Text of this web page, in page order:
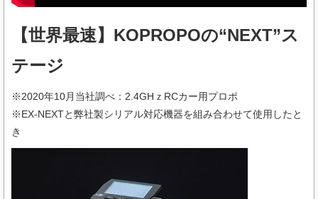
【世界最速】KOPROPOの“NEXT”ス
テージ
※2020年10月当社調べ：2.4GHｚRCカー用プロポ
※EX-NEXTと弊社製シリアル対応機器を組み合わせて使用したと
き